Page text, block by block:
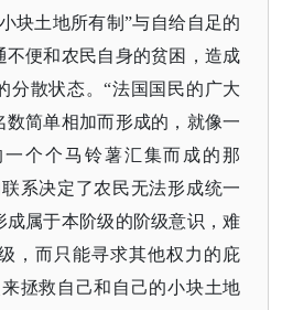
块土地所有制”与自给自足的
不便和农民自身的贫困，造成
分散状态。“法国国民的广大
简单相加而形成的，就像一
个个马铃薯汇集而成的那
系决定了农民无法形成统一
成属于本阶级的阶级意识，难
，而只能寻求其他权力的庇
拯救自己和自己的小块土地